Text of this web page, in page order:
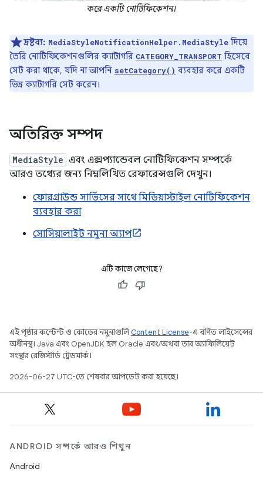
করে একটি নোটিফিকেশন।
দ্রষ্টব্য: MediaStyleNotificationHelper.MediaStyle দিয়ে
তৈরি নোটিফিকেশনগুলির ক্যাটাগরি CATEGORY_TRANSPORT হিসেবে
সেট করা থাকে, যদি না আপনি setCategory() ব্যবহার করে একটি
ভিন্ন ক্যাটাগরি সেট করেন।
অতিরিক্ত সম্পদ
MediaStyle এবং এক্সপ্যান্ডেবল নোটিফিকেশন সম্পর্কে
আরও তথ্যের জন্য নিম্নলিখিত রেফারেন্সগুলি দেখুন।
ফোরগ্রাউন্ড সার্ভিসের সাথে মিডিয়াস্টাইল নোটিফিকেশন
ব্যবহার করা
সোসিয়ালাইট নমুনা অ্যাপ
এটি কাজে লেগেছে?
এই পৃষ্ঠার কন্টেন্ট ও কোডের নমুনাগুলিContent License-এ বর্ণিত লাইসেন্সের
অধীনস্থ। Java এবং OpenJDK হল Oracle এবং/অথবা তার অ্যাফিলিয়েট
সংস্থার রেজিস্টার্ড ট্রেডমার্ক।
2026-06-27 UTC-তে শেষবার আপডেট করা হয়েছে।
ANDROID সম্পর্কে আরও শিখুন
Android